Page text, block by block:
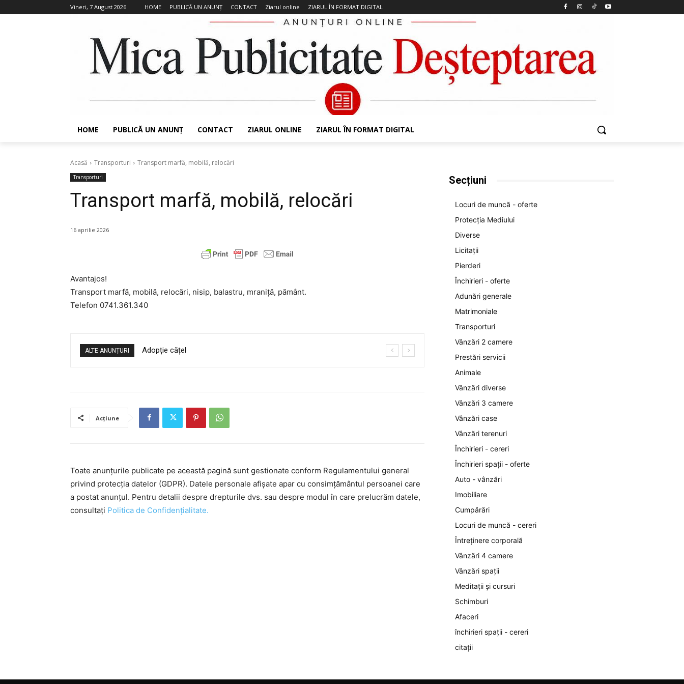
Vineri, 7 August 2026 HOME PUBLICĂ UN ANUNȚ CONTACT Ziarul online ZIARUL ÎN FORMAT DIGITAL
HOME PUBLICĂ UN ANUNȚ CONTACT ZIARUL ONLINE ZIARUL ÎN FORMAT DIGITAL
Acasă Transporturi Transport marfă, mobilă, relocări
Transporturi
Transport marfă, mobilă, relocări
16 aprilie 2026
Avantajos!
Transport marfă, mobilă, relocări, nisip, balastru, mraniță, pământ.
Telefon 0741.361.340
ALTE ANUNȚURI Adopție cățel
Acțiune
Toate anunțurile publicate pe această pagină sunt gestionate conform Regulamentului general
privind protecția datelor (GDPR). Datele personale afișate apar cu consimțământul persoanei care
a postat anunțul. Pentru detalii despre drepturile dvs. sau despre modul în care prelucrăm datele,
consultați Politica de Confidențialitate.
Secțiuni
Locuri de muncă - oferte
Protecția Mediului
Diverse
Licitații
Pierderi
Închirieri - oferte
Adunări generale
Matrimoniale
Transporturi
Vânzări 2 camere
Prestări servicii
Animale
Vânzări diverse
Vânzări 3 camere
Vânzări case
Vânzări terenuri
Închirieri - cereri
Închirieri spații - oferte
Auto - vânzări
Imobiliare
Cumpărări
Locuri de muncă - cereri
Întreținere corporală
Vânzări 4 camere
Vânzări spații
Meditații și cursuri
Schimburi
Afaceri
închirieri spații - cereri
citații